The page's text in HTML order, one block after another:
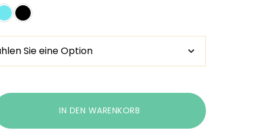
IN DEN WARENKORB